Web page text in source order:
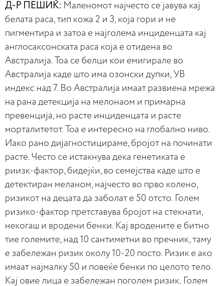
Д-Р ПЕШИЌ: Маленомот најчесто се јавува кај
белата раса, тип кожа 2 и 3, која гори и не
пигментира и затоа е најголема инциденцата кај
англосаксонската раса која е отидена во
Австралија. Тоа се белци кои емигирале во
Австралија каде што има озонски дупки, УВ
индекс над 7. Во Австралија имаат развиена мрежа
на рана детекција на мелонаом и примарна
превенција, но расте инциденцата и расте
морталитетот. Тоа е интересно на глобално ниво.
Иако рано дијагностицираме, бројот на починати
расте. Често се истакнува дека генетиката е
риизк-фактор, бидејќи, во семејства каде што е
детектиран меланом, најчесто во прво колено,
ризикот на децата да заболат е 50 отсто. Голем
ризико-фактор претставува бројот на стекнати,
некогаш и вродени бенки. Кај вродените е битно
тие големите, над 10 сантиметни во пречник, таму
е забележан ризик околу 10-20 посто. Ризик е ако
имаат најмалку 50 и повеќе бенки по целото тело.
Кај овие лица е забележан поголем ризик. Голем